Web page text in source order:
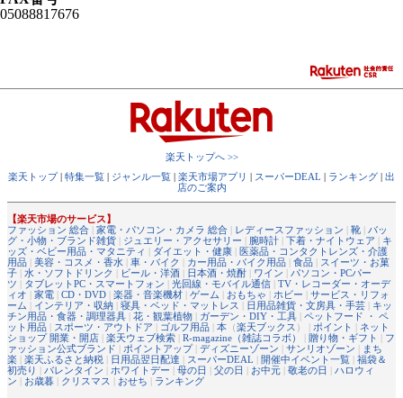
05088817676
楽天トップへ >>
楽天トップ| 特集一覧 | ジャンル一覧 | 楽天市場アプリ | スーパーDEAL | ランキング | 出
店のご案内
【楽天市場のサービス】
ファッション 総合 | 家電・パソコン・カメラ 総合 | レディースファッション | 靴 | バッ
グ・小物・ブランド雑貨 | ジュエリー・アクセサリー | 腕時計 | 下着・ナイトウェア | キ
ッズ・ベビー用品・マタニティ | ダイエット・健康 | 医薬品・コンタクトレンズ・介護
用品 | 美容・コスメ・香水 | 車・バイク | カー用品・バイク用品 | 食品 | スイーツ・お菓
子 | 水・ソフトドリンク | ビール・洋酒 | 日本酒・焼酎 | ワイン | パソコン・PCパー
ツ | タブレットPC・スマートフォン | 光回線・モバイル通信 | TV・レコーダー・オーデ
ィオ | 家電 | CD・DVD | 楽器・音楽機材 | ゲーム | おもちゃ | ホビー | サービス・リフォ
ーム | インテリア・収納 | 寝具・ベッド・マットレス | 日用品雑貨・文房具・手芸 | キッ
チン用品・食器・調理器具 | 花・観葉植物 | ガーデン・DIY・工具 | ペットフード ・ ペ
ット用品 | スポーツ・アウトドア | ゴルフ用品 | 本 （楽天ブックス ） | ポイント | ネット
ショップ 開業・開店 | 楽天ウェブ検索 | R-magazine（雑誌コラボ） | 贈り物・ギフト | フ
ァッション公式ブランド | ポイントアップ| ディズニーゾーン | サンリオゾーン | まち
楽 | 楽天ふるさと納税 | 日用品翌日配達 | スーパーDEAL | 開催中イベント一覧 | 福袋＆
初売り | バレンタイン | ホワイトデー | 母の日 | 父の日 | お中元 | 敬老の日 | ハロウィ
ン | お歳暮 | クリスマス | おせち | ランキング